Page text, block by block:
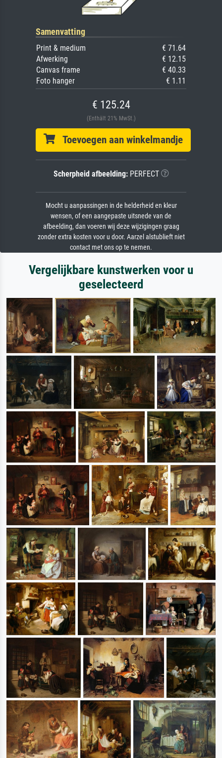
Samenvatting
Print & medium
€ 71.64
Afwerking
€ 12.15
Canvas frame
€ 40.33
Foto hanger
€ 1.11
€ 125.24
(Enthält 21% MwSt.)
Toevoegen aan winkelmandje
Scherpheid afbeelding:PERFECT
Mocht u aanpassingen in de helderheid en kleur
wensen, of een aangepaste uitsnede van de
afbeelding, dan voeren wij deze wijzigingen graag
zonder extra kosten voor u door. Aarzel alstublieft niet
contact met ons op te nemen.
Vergelijkbare kunstwerken voor u
geselecteerd